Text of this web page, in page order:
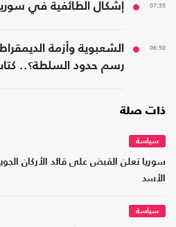
07:35 إشكال الطائفية في
06:50
الشعبوية وأزمة
رسم حدود السلطة؟..
ذات صلة
سياسة
سوريا تعلن القبض على قائد الأركان
الأسد
سياسة